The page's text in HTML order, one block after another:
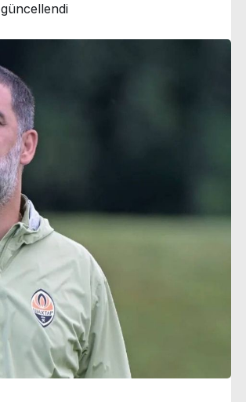
güncellendi
Menderes Belediye
Başkan Yardımcısı